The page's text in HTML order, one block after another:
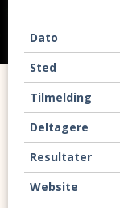
Dato
Sted
Tilmelding
Deltagere
Resultater
Website